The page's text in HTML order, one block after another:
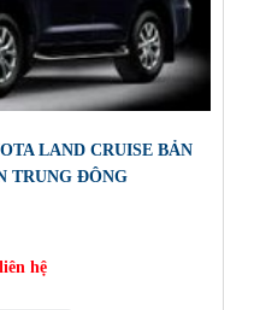
LAND CRUISE BẢN
TRUNG ĐÔNG
hệ